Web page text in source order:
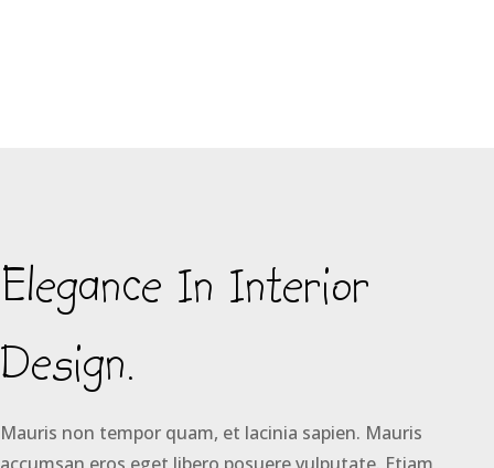
Elegance In Interior
Design.
Mauris non tempor quam, et lacinia sapien. Mauris